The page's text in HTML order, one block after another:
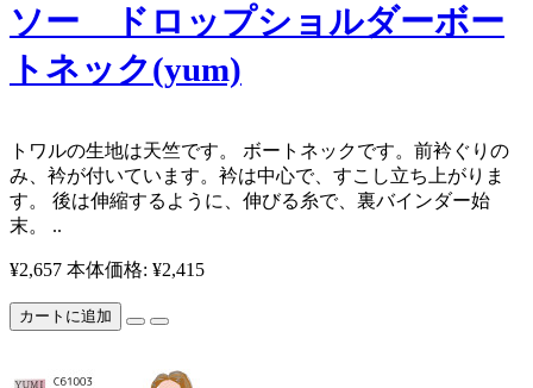
ソー ドロップショルダーボー
トネック(yum)
​ トワルの生地は天竺です。 ボートネックです。前衿ぐりの
み、衿が付いています。衿は中心で、すこし立ち上がりま
す。 後は伸縮するように、伸びる糸で、裏バインダー始
末。 ..
¥2,657 本体価格: ¥2,415
カートに追加